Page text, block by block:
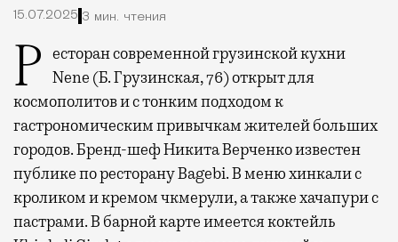
15.07.2025 3 мин. чтения
Ресторан современной грузинской кухни Nene (Б. Грузинская, 76) открыт для
космополитов и с тонким подходом к
гастрономическим привычкам жителей больших
городов. Бренд-шеф Никита Верченко известен
публике по ресторану Bagebi. В меню хинкали с
кроликом и кремом чкмерули, а также хачапури с
пастрами. В барной карте имеется коктейль